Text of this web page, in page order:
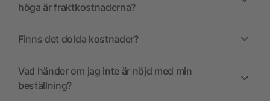
höga är fraktkostnaderna?
Finns det dolda kostnader?
Vad händer om jag inte är nöjd med min
beställning?